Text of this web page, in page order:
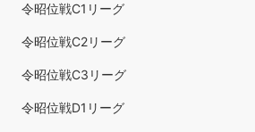
令昭位戦C1リーグ
令昭位戦C2リーグ
令昭位戦C3リーグ
令昭位戦D1リーグ